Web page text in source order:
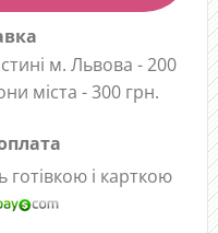
м. Львова - 200
міста - 300 грн.
і карткою